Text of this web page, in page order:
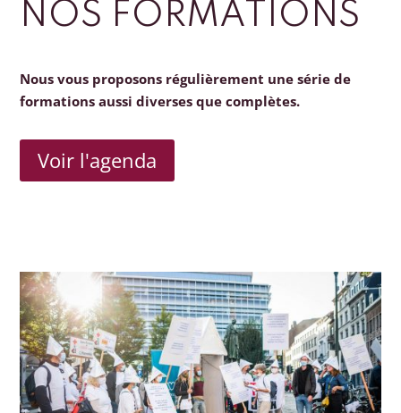
NOS FORMATIONS
Nous vous proposons régulièrement une série de
formations aussi diverses que complètes.
Voir l'agenda